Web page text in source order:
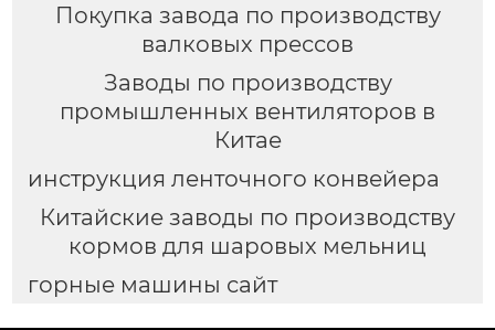
Покупка завода по производству
валковых прессов
Заводы по производству
промышленных вентиляторов в
Китае
инструкция ленточного конвейера
Китайские заводы по производству
кормов для шаровых мельниц
горные машины сайт